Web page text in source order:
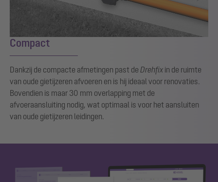
Compact
Dankzij de compacte afmetingen past de Drehfix in de ruimte
van oude gietijzeren afvoeren en is hij ideaal voor renovaties.
Bovendien is maar 30 mm overlapping met de
afvoeraansluiting nodig, wat optimaal is voor het aansluiten
van oude gietijzeren leidingen.